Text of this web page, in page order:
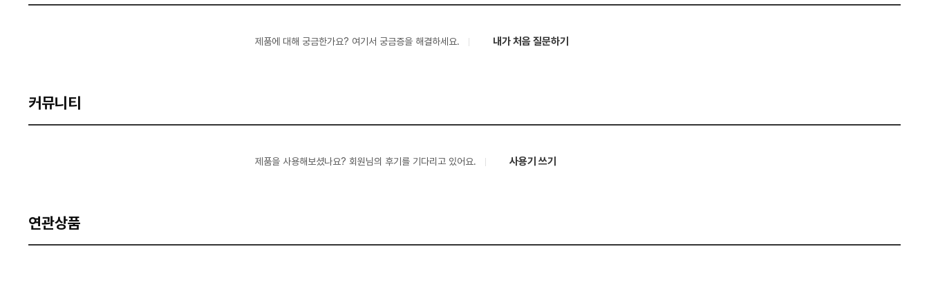
제품에 대해 궁금한가요? 여기서 궁금증을 해결하세요. 내가 처음 질문하기
커뮤니티
제품을 사용해보셨나요? 회원님의 후기를 기다리고 있어요. 사용기 쓰기
연관상품